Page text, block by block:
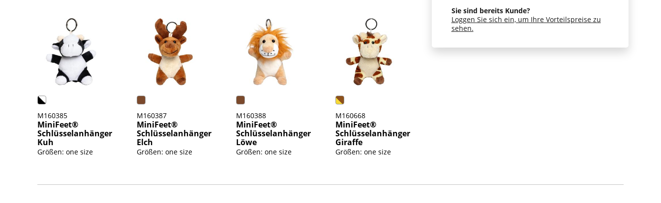
Sie sind bereits Kunde?
Loggen Sie sich ein, um Ihre Vorteilspreise zu
sehen.
M160385
MiniFeet®
Schlüsselanhänger
Kuh
Größen: one size
M160387
MiniFeet®
Schlüsselanhänger
Elch
Größen: one size
M160388
MiniFeet®
Schlüsselanhänger
Löwe
Größen: one size
M160668
MiniFeet®
Schlüsselanhänger
Giraffe
Größen: one size